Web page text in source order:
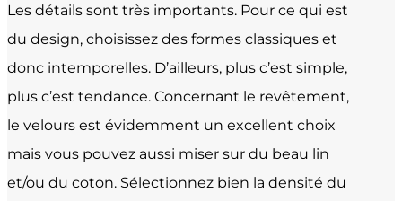
Les détails sont très importants. Pour ce qui est
du design, choisissez des formes classiques et
donc intemporelles. D’ailleurs, plus c’est simple,
plus c’est tendance. Concernant le revêtement,
le velours est évidemment un excellent choix
mais vous pouvez aussi miser sur du beau lin
et/ou du coton. Sélectionnez bien la densité du